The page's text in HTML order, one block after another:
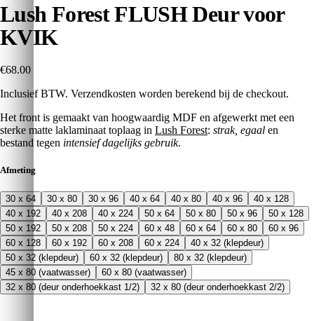
Lush Forest FLUSH Deur voor
KVIK
€68.00
Inclusief BTW. Verzendkosten worden berekend bij de checkout.
Het front is gemaakt van hoogwaardig MDF en afgewerkt met een
sterke matte laklaminaat toplaag in Lush Forest: strak, egaal en
bestand tegen intensief dagelijks gebruik.
Afmeting
30 x 64 30 x 80 30 x 96 40 x 64 40 x 80 40 x 96
40 x 128
40 x 192
40 x 208 40 x 224 50 x 64 50 x 80 50 x 96
50 x 128
50 x 192
50 x 208 50 x 224 60 x 48 60 x 64 60 x 80
60 x 96
60 x 128
60 x 192 60 x 208 60 x 224
40 x 32 (klepdeur)
50 x 32 (klepdeur)
60 x 32 (klepdeur)
80 x 32 (klepdeur)
45 x 80 (vaatwasser)
60 x 80 (vaatwasser)
32 x 80 (deur onderhoekkast 1/2)
32 x 80 (deur onderhoekkast 2/2)